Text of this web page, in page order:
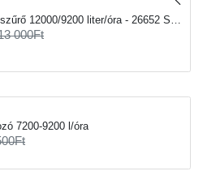
12000/9200 liter/óra - 26652 SX3200
000Ft
7200-9200 l/óra